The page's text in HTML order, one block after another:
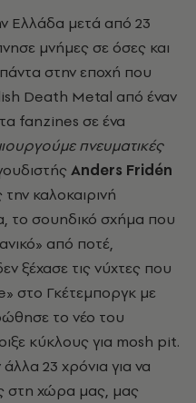
Ελλάδα μετά από 23
μνήμες σε όσες και
στην εποχή που
Death Metal από έναν
fanzines σε ένα
πνευματικές
Anders Fridén
καλοκαιρινή
το σουηδικό σχήμα που
από ποτέ,
ξέχασε τις νύχτες που
στο Γκέτεμποργκ με
το νέο του
κύκλους για mosh pit.
23 χρόνια για να
στη χώρα μας, μας